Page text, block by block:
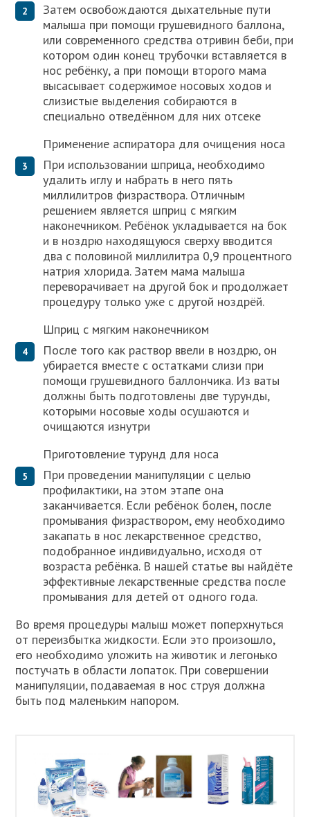
Затем освобождаются дыхательные пути
малыша при помощи грушевидного баллона,
или современного средства отривин беби, при
котором один конец трубочки вставляется в
нос ребёнку, а при помощи второго мама
высасывает содержимое носовых ходов и
слизистые выделения собираются в
специально отведённом для них отсеке
Применение аспиратора для очищения носа
При использовании шприца, необходимо
удалить иглу и набрать в него пять
миллилитров физраствора. Отличным
решением является шприц с мягким
наконечником. Ребёнок укладывается на бок
и в ноздрю находящуюся сверху вводится
два с половиной миллилитра 0,9 процентного
натрия хлорида. Затем мама малыша
переворачивает на другой бок и продолжает
процедуру только уже с другой ноздрёй.
Шприц с мягким наконечником
После того как раствор ввели в ноздрю, он
убирается вместе с остатками слизи при
помощи грушевидного баллончика. Из ваты
должны быть подготовлены две турунды,
которыми носовые ходы осушаются и
очищаются изнутри
Приготовление турунд для носа
При проведении манипуляции с целью
профилактики, на этом этапе она
заканчивается. Если ребёнок болен, после
промывания физраствором, ему необходимо
закапать в нос лекарственное средство,
подобранное индивидуально, исходя от
возраста ребёнка. В нашей статье вы найдёте
эффективные лекарственные средства после
промывания для детей от одного года.
Во время процедуры малыш может поперхнуться
от переизбытка жидкости. Если это произошло,
его необходимо уложить на животик и легонько
постучать в области лопаток. При совершении
манипуляции, подаваемая в нос струя должна
быть под маленьким напором.